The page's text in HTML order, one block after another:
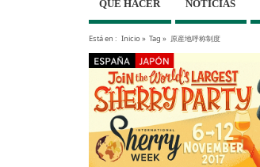
QUÉ HACER NOTICIAS
Está en : Inicio» Tag » 原産地呼称制度